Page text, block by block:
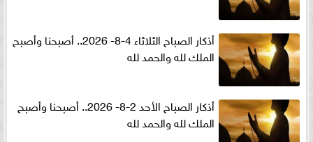
أذكار الصباح الثلاثاء 4-8- 2026.. أصبحنا وأصبح
الملك لله والحمد لله
أذكار الصباح الأحد 2-8- 2026.. أصبحنا وأصبح
الملك لله والحمد لله